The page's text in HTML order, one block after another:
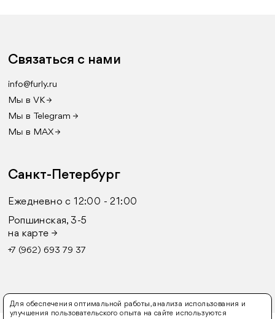
Связаться с нами
info@furly.ru
Мы в VK →
Мы в Telegram →
Мы в MAX →
Санкт-Петербург
Ежедневно с 12:00 - 21:00
Ропшинская, 3-5
на карте →
+7 (962) 693 79 37
Для обеспечения оптимальной работы, анализа использования и
улучшения пользовательского опыта на сайте используются